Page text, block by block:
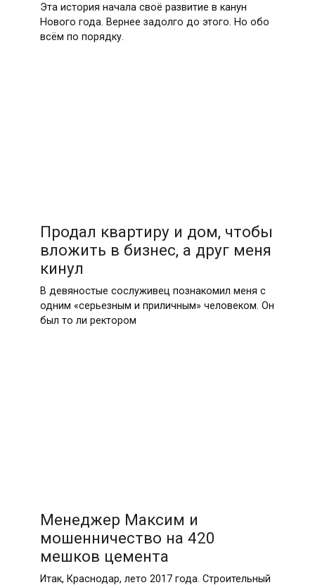
Эта история начала своё развитие в канун
Нового года. Вернее задолго до этого. Но обо
всём по порядку.
Продал квартиру и дом, чтобы
вложить в бизнес, а друг меня
кинул
В девяностые сослуживец познакомил меня с
одним «серьезным и приличным» человеком. Он
был то ли ректором
Менеджер Максим и
мошенничество на 420
мешков цемента
Итак, Краснодар, лето 2017 года. Строительный